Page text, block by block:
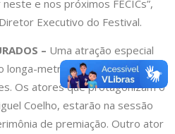
e nos próximos FECICs”,
Executivo do Festival.
– Uma atração especial
longa-metragemAlém de Nós,
Os atores que protagonizam o
Coelho, estarão na sessão
de premiação. Outro ator